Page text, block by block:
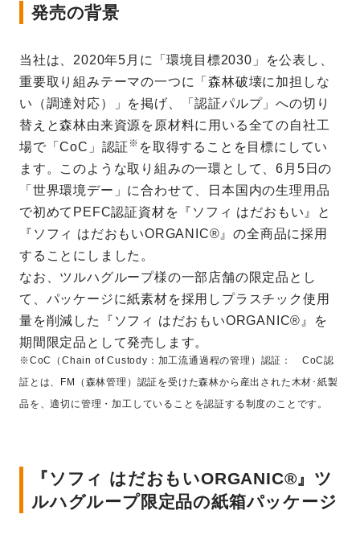
発売の背景
当社は、2020年5月に「環境目標2030」を公表し、
重要取り組みテーマの一つに「森林破壊に加担しな
い（調達対応）」を掲げ、「認証パルプ」への切り
替えと森林由来資源を原材料に用いる全ての自社工
場で「CoC」認証 ※ を取得することを目標にしてい
ます。このような取り組みの一環として、6月5日の
「世界環境デー」に合わせて、日本国内の生理用品
で初めてPEFC認証資材を『ソフィ はだおもい』と
『ソフィ はだおもいORGANIC®』の全商品に採用
することにしました。
なお、ツルハグループ様の一部店舗の限定品とし
て、パッケージに紙素材を採用しプラスチック使用
量を削減した『ソフィ はだおもいORGANIC®』を
期間限定品として発売します。
※CoC（Chain of Custody：加工流通過程の管理）認証： CoC認
証とは、FM（森林管理）認証を受けた森林から産出された木材･紙製
品を、適切に管理・加工していることを認証する制度のことです。
『ソフィ はだおもいORGANIC®』ツ
ルハグループ限定品の紙箱パッケージ